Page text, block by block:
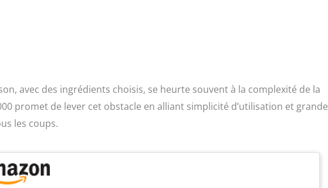
avec des ingrédients choisis, se heurte souvent à la complexité de la
promet de lever cet obstacle en alliant simplicité d’utilisation et grande
les coups.